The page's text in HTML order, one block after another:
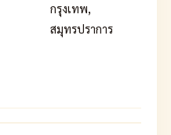
กรุงเทพ,
สมุทรปราการ